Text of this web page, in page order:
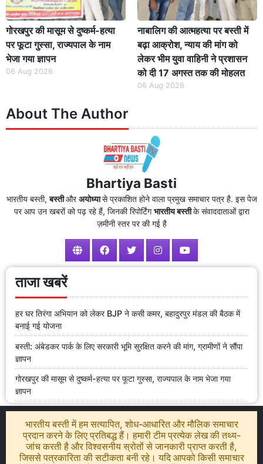
गोरखपुर की मासूम से दुष्कर्म-हत्या
पर फूटा गुस्सा, राज्यपाल के नाम
भेजा गया ज्ञापन
06 Aug 2026
नाबालिग की आत्महत्या पर बस्ती में
बढ़ा आक्रोश, न्याय की मांग को
लेकर भीम युवा वाहिनी ने प्रशासन
को दी 17 अगस्त तक की मोहलत
06 Aug 2026
About The Author
Bhartiya Basti
भारतीय बस्ती,बस्तीऔरअयोध्यासे प्रकाशित होने वाला प्रमुख समाचार पत्र है. इस पेज
पर आप उन खबरों को पढ़ रहे हैं, जिनकी रिपोर्टिंगभारतीय बस्तीके संवाददाताओं द्वारा
ज़मीनी स्तर पर की गई है
ताजा खबरें
हर घर तिरंगा अभियान को लेकर BJP ने कसी कमर, बहादुरपुर मंडल की बैठक में
बनाई गई योजना
बस्ती: अंबेडकर पार्क के लिए सरकारी भूमि सुरक्षित करने की मांग, ग्रामीणों ने सौंपा
ज्ञापन
गोरखपुर की मासूम से दुष्कर्म-हत्या पर फूटा गुस्सा, राज्यपाल के नाम भेजा गया
ज्ञापन
भारतीय बस्ती में हम सत्यापित, शोध-आधारित और मौलिक समाचार
प्रदान करने के लिए प्रतिबद्ध हैं। हमारी टीम प्रत्येक लेख की तथ्य-
जांच करती है और विश्वसनीय स्रोतों से जानकारी प्राप्त करती है,
जिससे पत्रकारिता की सटीकता बनी रहे। यदि आपको किसी समाचार